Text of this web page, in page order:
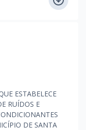
ESTABELECE
RUÍDOS E
DE SANTA